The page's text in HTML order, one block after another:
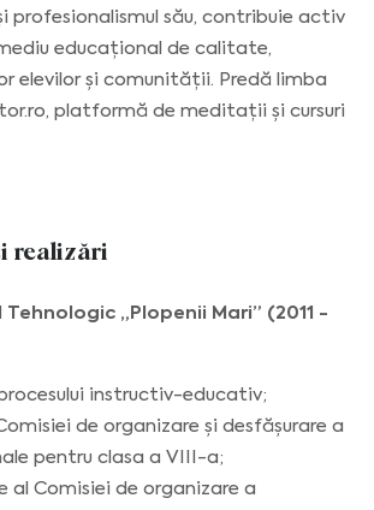
profesionalismul său, contribuie activ
educațional de calitate,
elevilor și comunității. Predă limba
platformă de meditații și cursuri
realizări
Tehnologic „Plopenii Mari” (2011 -
instructiv-educativ;
de organizare și desfășurare a
pentru clasa a VIII-a;
al Comisiei de organizare a